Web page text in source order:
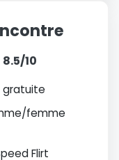
8.5/10
gratuite
femme
Flirt